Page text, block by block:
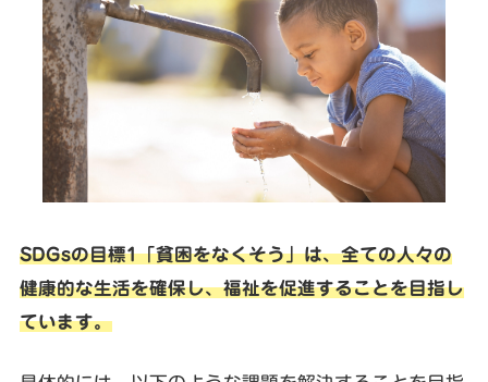
SDGsの目標1「貧困をなくそう」は、全ての人々の
健康的な生活を確保し、福祉を促進することを目指し
ています。